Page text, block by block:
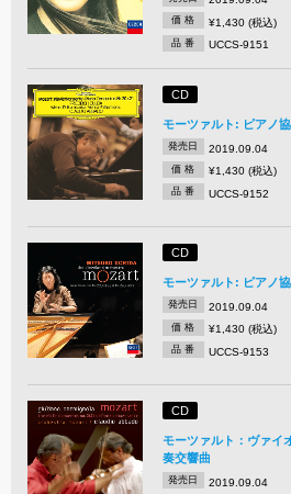
価 格 ¥1,430 (税込)
品 番 UCCS-9151
CD
モーツァルト: ピアノ
発売日 2019.09.04
価 格 ¥1,430 (税込)
品 番 UCCS-9152
CD
モーツァルト: ピアノ
発売日 2019.09.04
価 格 ¥1,430 (税込)
品 番 UCCS-9153
CD
モーツァルト：ヴァイ
奏交響曲
発売日 2019.09.04